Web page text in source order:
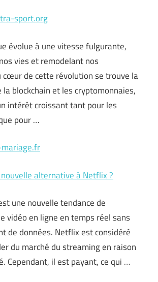
sport.org
évolue à une vitesse fulgurante,
vies et remodelant nos
cœur de cette révolution se trouve la
blockchain et les cryptomonnaies,
intérêt croissant tant pour les
pour …
alternative à Netflix ?
une nouvelle tendance de
vidéo en ligne en temps réel sans
de données. Netflix est considéré
du marché du streaming en raison
Cependant, il est payant, ce qui …